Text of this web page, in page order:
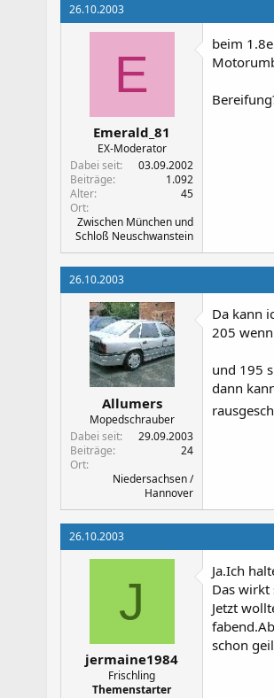
26.10.2003
E
Emerald_81
EX-Moderator
Dabei seit
03.09.2002
Beiträge
1.092
Alter
45
Ort
Zwischen München und
Schloß Neuschwanstein
beim
26.10.2003
Allumers
Mopedschrauber
Dabei seit
29.09.2003
Beiträge
24
Ort
Niedersachsen /
Hannover
Da kann
205
und 195
dann
26.10.2003
J
jermaine1984
Frischling
Themenstarter
Ja.Ich
Das wirkt
Jetzt
schon